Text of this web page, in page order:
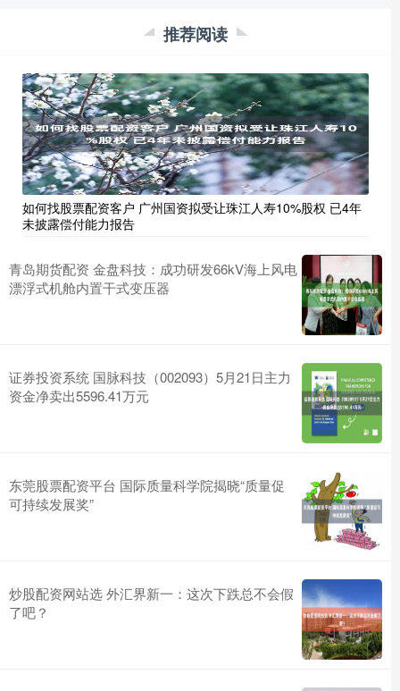
推荐阅读
如何找股票配资客户 广州国资拟受让珠江人寿10%股权 已4年
未披露偿付能力报告
青岛期货配资 金盘科技：成功研发66kV海上风电
漂浮式机舱内置干式变压器
证券投资系统 国脉科技（002093）5月21日主力
资金净卖出5596.41万元
东莞股票配资平台 国际质量科学院揭晓“质量促
可持续发展奖”
炒股配资网站选 外汇界新一：这次下跌总不会假
了吧？